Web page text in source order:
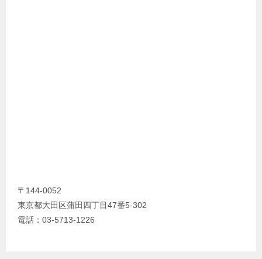
〒144-0052
東京都大田区蒲田四丁目47番5-302
電話：03-5713-1226